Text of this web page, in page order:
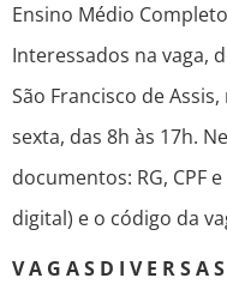
Ensino Médio Completo
Interessados na vaga,
São Francisco de
sexta, das 8h às 17h.
documentos: RG, CPF
digital) e o código da
V A G A S D I V E R S